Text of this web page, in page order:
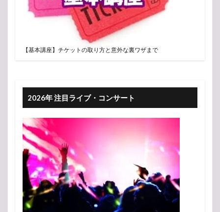
【基本講座】チケットの取り方と意外な裏ワザまで
2026年 注目ライブ・コンサート